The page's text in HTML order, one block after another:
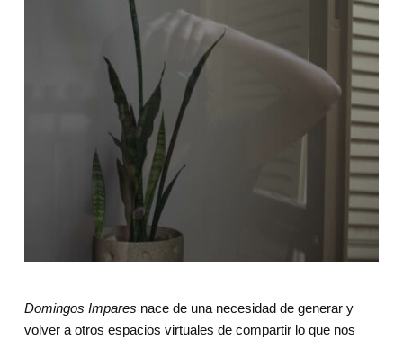
Domingos Impares nace de una necesidad de generar y
volver a otros espacios virtuales de compartir lo que nos